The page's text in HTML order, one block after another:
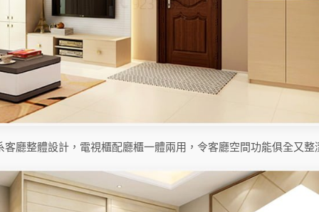
客廳整體設計，電視櫃配廳櫃一體兩用，令客廳空間功能俱全又整